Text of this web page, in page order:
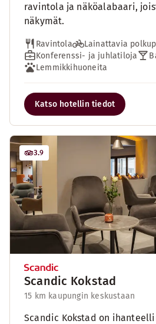
ravintola ja näköalabaari,
näkymät.
Ravintola
Lainattavia
Konferenssi- ja juhlatiloja
Lemmikkihuoneita
Katso hotellin tiedot
3.9
Scandic Kokstad
15 km kaupungin keskustaan
Scandic Kokstad on